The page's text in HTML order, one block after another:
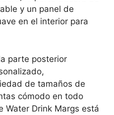
y un panel de
en el interior para
parte posterior
de tamaños de
cómodo en todo
Water Drink Margs está